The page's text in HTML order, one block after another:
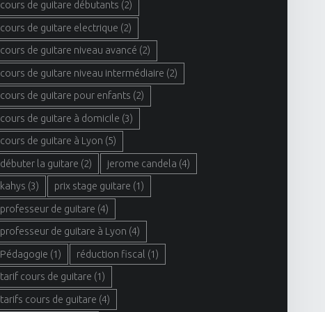
cours de guitare débutants (2)
cours de guitare electrique (2)
cours de guitare niveau avancé (2)
cours de guitare niveau intermédiaire (2)
cours de guitare pour enfants (2)
cours de guitare à domicile (3)
cours de guitare à Lyon (5)
débuter la guitare (2) jerome candela (4)
kahys (3) prix stage guitare (1)
professeur de guitare (4)
professeur de guitare à Lyon (4)
Pédagogie (1) réduction fiscal (1)
tarif cours de guitare (1)
tarifs cours de guitare (4)